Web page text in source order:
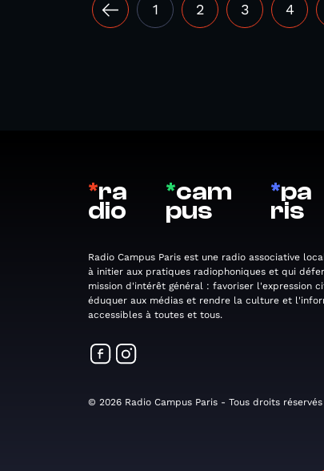
1 2 3 4
*ra
dio
*cam
pus
*pa
ris
Radio Campus Paris est une radio associative
à initier aux pratiques radiophoniques et qui
mission d'intérêt général : favoriser l'expression
éduquer aux médias et rendre la culture et
accessibles à toutes et tous.
© 2026 Radio Campus Paris - Tous droits réservés